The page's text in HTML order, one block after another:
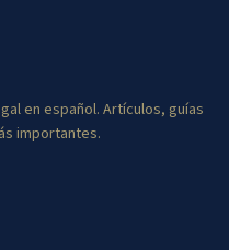
en español. Artículos, guías
importantes.